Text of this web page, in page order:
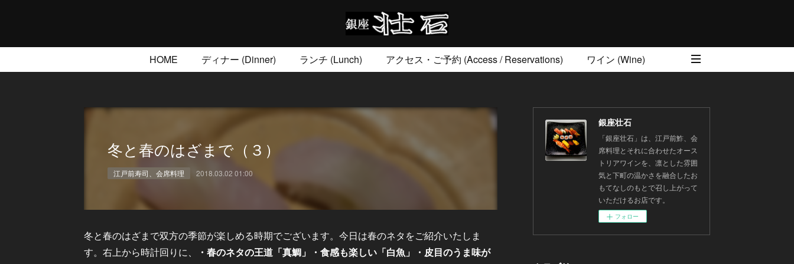
HOME ディナー (Dinner) ランチ (Lunch) アクセス・ご予約 (Access / Reservations)
ワイン (Wine)
冬と春のはざまで（３）
江戸前寿司、会席料理 2018.03.02 01:00
冬と春のはざまで双方の季節が楽しめる時期でございます。今日は春のネタをご紹介いたしま
す。右上から時計回りに、
・春のネタの王道「真鯛」・食感も楽しい「白魚」・皮目のうま味が
銀座壮石
「銀座壮石」は、江戸前鮓、会
席料理とそれに合わせたオース
トリアワインを、凛とした雰囲
気と下町の温かさを融合したお
もてなしのもとで召し上がって
いただけるお店です。
フォロー